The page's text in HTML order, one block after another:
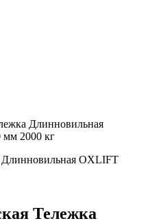
Длинновильная
2000 кг
Длинновильная OXLIFT
Тележка